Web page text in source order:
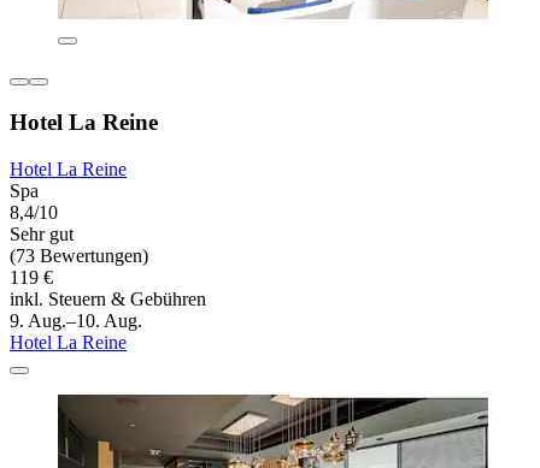
Hotel La Reine
Hotel La Reine
Spa
8,4/10
Sehr gut
(73 Bewertungen)
119 €
inkl. Steuern & Gebühren
9. Aug.–10. Aug.
Hotel La Reine